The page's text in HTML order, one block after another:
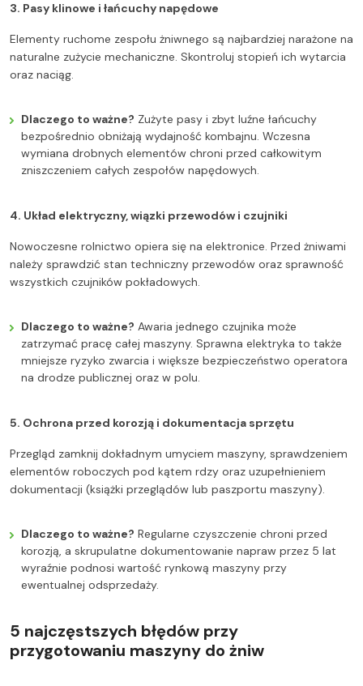
3. Pasy klinowe i łańcuchy napędowe
Elementy ruchome zespołu żniwnego są najbardziej narażone na
naturalne zużycie mechaniczne. Skontroluj stopień ich wytarcia
oraz naciąg.
Dlaczego to ważne? Zużyte pasy i zbyt luźne łańcuchy
bezpośrednio obniżają wydajność kombajnu. Wczesna
wymiana drobnych elementów chroni przed całkowitym
zniszczeniem całych zespołów napędowych.
4. Układ elektryczny, wiązki przewodów i czujniki
Nowoczesne rolnictwo opiera się na elektronice. Przed żniwami
należy sprawdzić stan techniczny przewodów oraz sprawność
wszystkich czujników pokładowych.
Dlaczego to ważne? Awaria jednego czujnika może
zatrzymać pracę całej maszyny. Sprawna elektryka to także
mniejsze ryzyko zwarcia i większe bezpieczeństwo operatora
na drodze publicznej oraz w polu.
5. Ochrona przed korozją i dokumentacja sprzętu
Przegląd zamknij dokładnym umyciem maszyny, sprawdzeniem
elementów roboczych pod kątem rdzy oraz uzupełnieniem
dokumentacji (książki przeglądów lub paszportu maszyny).
Dlaczego to ważne? Regularne czyszczenie chroni przed
korozją, a skrupulatne dokumentowanie napraw przez 5 lat
wyraźnie podnosi wartość rynkową maszyny przy
ewentualnej odsprzedaży.
5 najczęstszych błędów przy
przygotowaniu maszyny do żniw